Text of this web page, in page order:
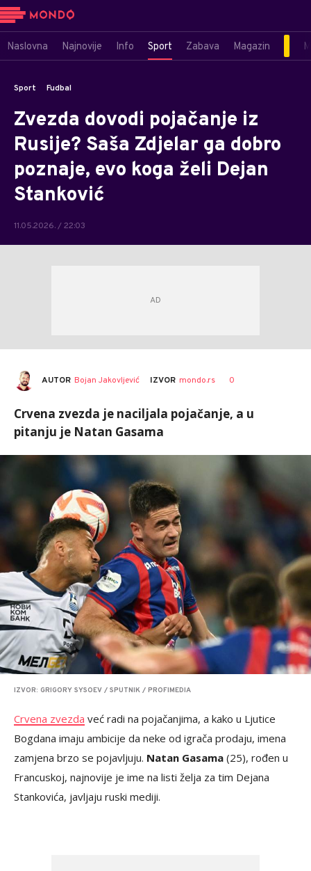
Naslovna Najnovije Info Sport Zabava Magazin
Sport Fudbal
Zvezda dovodi pojačanje iz
Rusije? Saša Zdjelar ga dobro
poznaje, evo koga želi Dejan
Stanković
11.05.2026. / 22:03
AUTOR Bojan Jakovljević IZVOR mondo.rs 0
Crvena zvezda je naciljala pojačanje, a u
pitanju je Natan Gasama
IZVOR: GRIGORY SYSOEV / SPUTNIK / PROFIMEDIA
Crvena zvezda već radi na pojačanjima, a kako u Ljutice
Bogdana imaju ambicije da neke od igrača prodaju, imena
zamjena brzo se pojavljuju. Natan Gasama (25), rođen u
Francuskoj, najnovije je ime na listi želja za tim Dejana
Stankovića, javljaju ruski mediji.